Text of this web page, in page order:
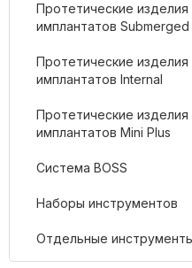
Протетические изделия
имплантатов Submerged
Протетические изделия
имплантатов Internal
Протетические изделия
имплантатов Mini Plus
Система BOSS
Наборы инструментов
Отдельные